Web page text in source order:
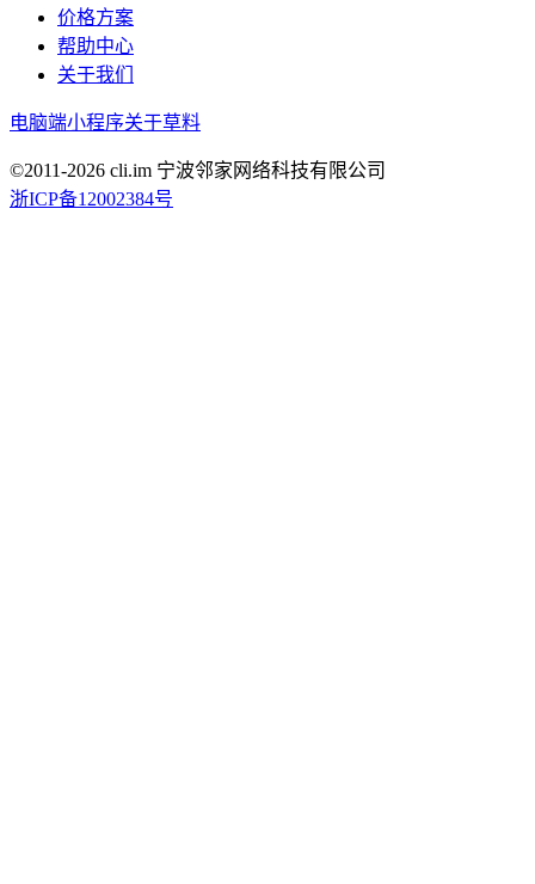
价格方案
帮助中心
关于我们
电脑端小程序关于草料
©2011-2026 cli.im 宁波邻家网络科技有限公司
浙ICP备12002384号